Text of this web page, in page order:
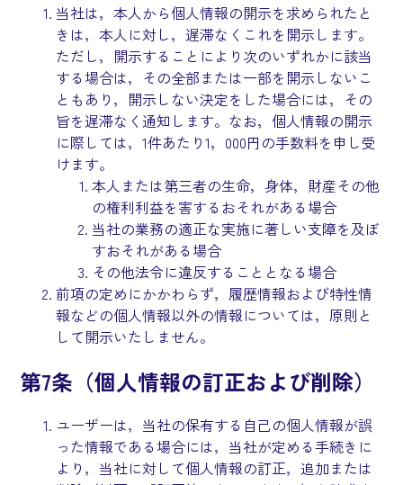
当社は，本人から個人情報の開示を求められたと
きは，本人に対し，遅滞なくこれを開示します。
ただし，開示することにより次のいずれかに該当
する場合は，その全部または一部を開示しないこ
ともあり，開示しない決定をした場合には，その
旨を遅滞なく通知します。なお，個人情報の開示
に際しては，1件あたり1，000円の手数料を申し受
けます。
本人または第三者の生命，身体，財産その他
の権利利益を害するおそれがある場合
当社の業務の適正な実施に著しい支障を及ぼ
すおそれがある場合
その他法令に違反することとなる場合
前項の定めにかかわらず，履歴情報および特性情
報などの個人情報以外の情報については，原則と
して開示いたしません。
第7条（個人情報の訂正および削除）
ユーザーは，当社の保有する自己の個人情報が誤
った情報である場合には，当社が定める手続きに
より，当社に対して個人情報の訂正，追加または